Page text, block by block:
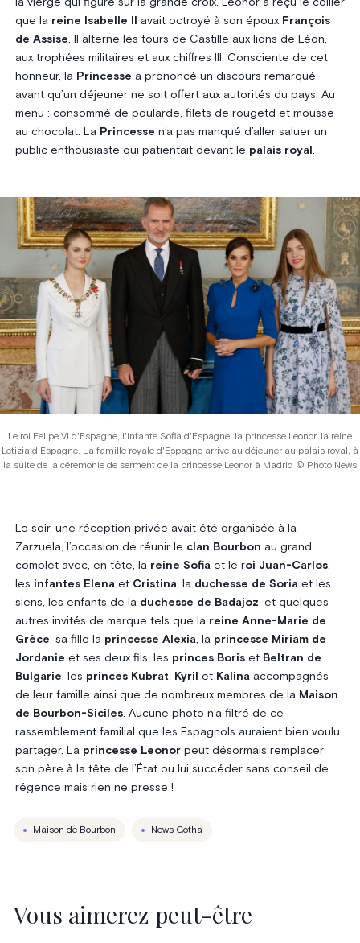
la vierge qui figure sur la grande croix. Leonor a reçu le collier
que la reine Isabelle II avait octroyé à son époux François
de Assise. Il alterne les tours de Castille aux lions de Léon,
aux trophées militaires et aux chiffres III. Consciente de cet
honneur, la Princesse a prononcé un discours remarqué
avant qu’un déjeuner ne soit offert aux autorités du pays. Au
menu : consommé de poularde, filets de rougetd et mousse
au chocolat. La Princesse n’a pas manqué d’aller saluer un
public enthousiaste qui patientait devant le palais royal .
Le roi Felipe VI d'Espagne, l'infante Sofia d'Espagne, la princesse Leonor, la reine
Letizia d'Espagne. La famille royale d'Espagne arrive au déjeuner au palais royal, à
la suite de la cérémonie de serment de la princesse Leonor à Madrid © Photo News
Le soir, une réception privée avait été organisée à la
Zarzuela, l’occasion de réunir le clan Bourbon au grand
complet avec, en tête, la reine Sofiaet le roi Juan-Carlos,
les infantes Elenaet Cristina, la duchesse de Soriaet les
siens, les enfants de la duchesse de Badajoz, et quelques
autres invités de marque tels que la reine Anne-Marie de
Grèce, sa fille la princesse Alexia, la princesse Miriam de
Jordanie et ses deux fils, les princes Boriset Beltran de
Bulgarie, les princes Kubrat, Kyril et Kalinaaccompagnés
de leur famille ainsi que de nombreux membres de la Maison
de Bourbon-Siciles. Aucune photo n’a filtré de ce
rassemblement familial que les Espagnols auraient bien voulu
partager. La princesse Leonorpeut désormais remplacer
son père à la tête de l’État ou lui succéder sans conseil de
régence mais rien ne presse !
Maison de Bourbon News Gotha
Vous aimerez peut-être